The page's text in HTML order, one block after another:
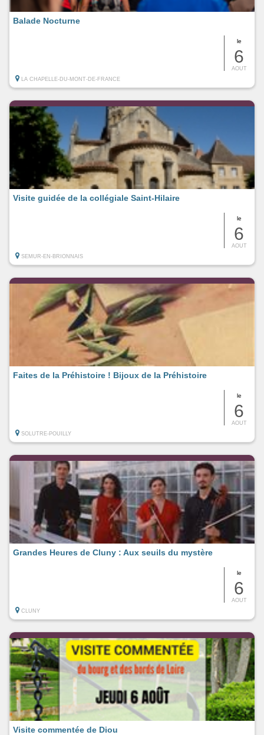
le
6
AOUT
Balade Nocturne
LA CHAPELLE-DU-MONT-DE-FRANCE
le
6
AOUT
Visite guidée de la collégiale Saint-Hilaire
SEMUR-EN-BRIONNAIS
le
6
AOUT
Faites de la Préhistoire ! Bijoux de la Préhistoire
SOLUTRE-POUILLY
le
6
AOUT
Grandes Heures de Cluny : Aux seuils du mystère
CLUNY
Visite commentée de Diou